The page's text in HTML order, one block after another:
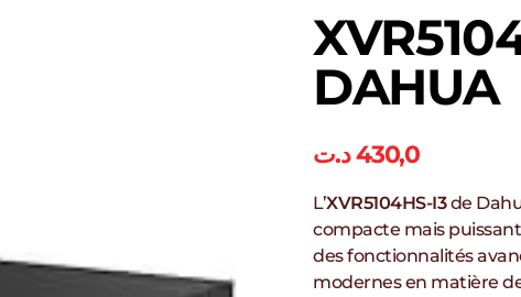
DAHUA
430,0د.ت
L’XVR5104HS-I3de
compacte mais
des fonctionnalités
modernes en matière